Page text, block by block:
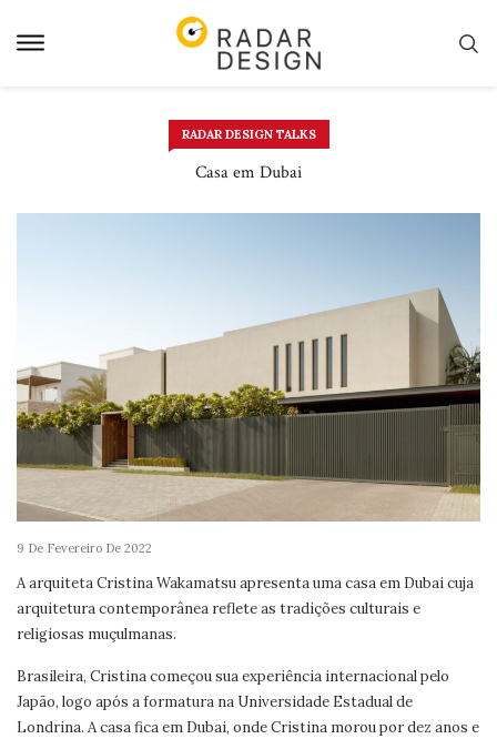
para
RADAR DESIGN TALKS
Casa em Dubai
9 De Fevereiro De 2022
A arquiteta Cristina Wakamatsu apresenta uma casa em Dubai cuja
arquitetura contemporânea reflete as tradições culturais e
religiosas muçulmanas.
Brasileira, Cristina começou sua experiência internacional pelo
Japão, logo após a formatura na Universidade Estadual de
Londrina. A casa fica em Dubai, onde Cristina morou por dez anos e